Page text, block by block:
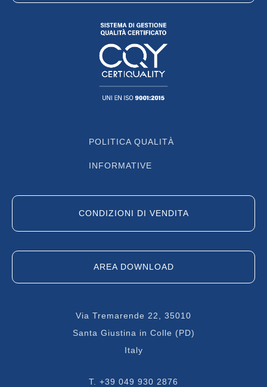
Via Tremarende 22, 35010
Santa Giustina in Colle (PD)
Italy
T. +39 049 930 2876
POLITICA QUALITÀ
INFORMATIVE
CONDIZIONI DI VENDITA
AREA DOWNLOAD